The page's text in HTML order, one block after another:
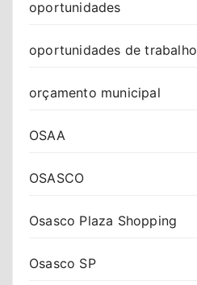
oportunidades
oportunidades de trabalho
orçamento municipal
OSAA
OSASCO
Osasco Plaza Shopping
Osasco SP